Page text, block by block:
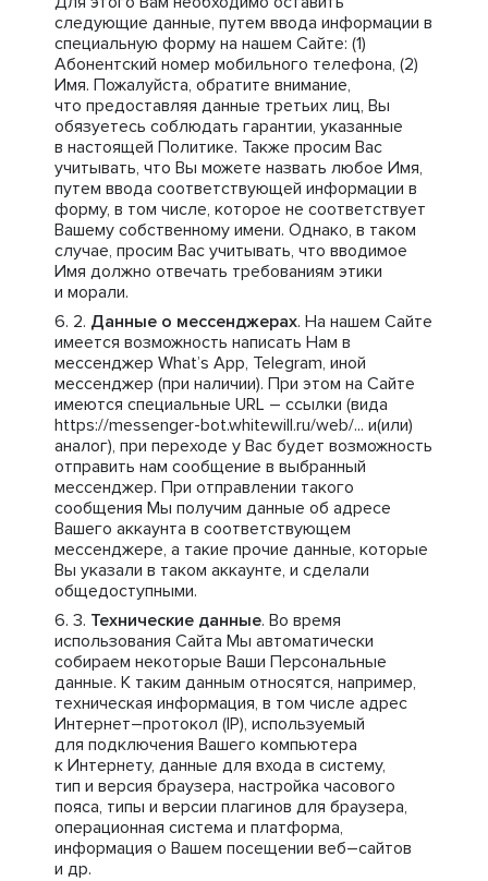
следующие данные, путем ввода информации в
специальную форму на нашем Сайте: (1)
Абонентский номер мобильного телефона, (2)
Имя. Пожалуйста, обратите внимание,
что предоставляя данные третьих лиц, Вы
обязуетесь соблюдать гарантии, указанные
в настоящей Политике. Также просим Вас
учитывать, что Вы можете назвать любое Имя,
путем ввода соответствующей информации в
форму, в том числе, которое не соответствует
Вашему собственному имени. Однако, в таком
случае, просим Вас учитывать, что вводимое
Имя должно отвечать требованиям этики
и морали.
Данные о мессенджерах. На нашем Сайте
имеется возможность написать Нам в
мессенджер What’s App, Telegram, иной
мессенджер (при наличии). При этом на Сайте
имеются специальные URL – ссылки (вида
https://messenger-bot.whitewill.ru/web/... и(или)
аналог), при переходе у Вас будет возможность
отправить нам сообщение в выбранный
мессенджер. При отправлении такого
сообщения Мы получим данные об адресе
Вашего аккаунта в соответствующем
мессенджере, а такие прочие данные, которые
Вы указали в таком аккаунте, и сделали
общедоступными.
Технические данные. Во время
использования Сайта Мы автоматически
собираем некоторые Ваши Персональные
данные. К таким данным относятся, например,
техническая информация, в том числе адрес
Интернет–протокол (IP), используемый
для подключения Вашего компьютера
к Интернету, данные для входа в систему,
тип и версия браузера, настройка часового
пояса, типы и версии плагинов для браузера,
операционная система и платформа,
информация о Вашем посещении веб–сайтов
и др.